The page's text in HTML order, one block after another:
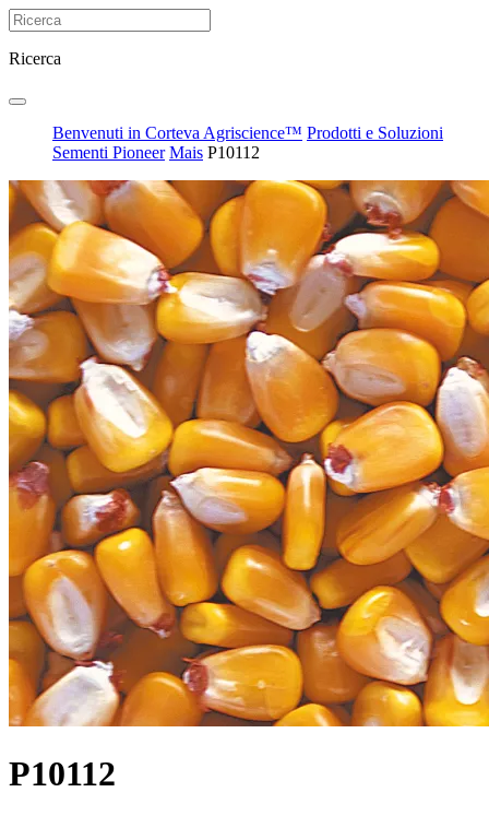
Ricerca
Benvenuti in Corteva Agriscience™ Prodotti e Soluzioni
Sementi Pioneer Mais P10112
P10112